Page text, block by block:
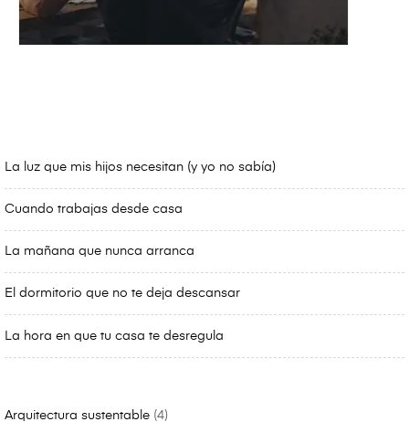
La luz que mis hijos necesitan (y yo no sabía)
Cuando trabajas desde casa
La mañana que nunca arranca
El dormitorio que no te deja descansar
La hora en que tu casa te desregula
Arquitectura sustentable 4